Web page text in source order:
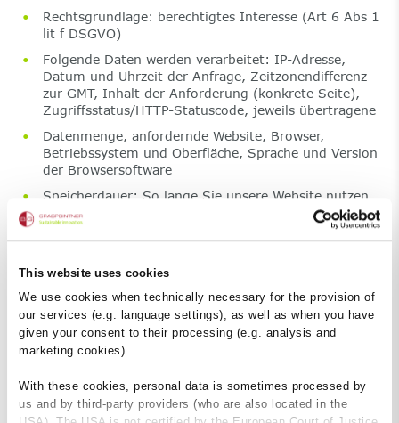
This website uses cookies
We use cookies when technically necessary for the provision of
our services (e.g. language settings), as well as when you have
given your consent to their processing (e.g. analysis and
marketing cookies).
With these cookies, personal data is sometimes processed by
us and by third-party providers (who are also located in the
Rechtsgrundlage: berechtigtes Interesse (Art 6 Abs 1
lit f DSGVO)
Folgende Daten werden verarbeitet: IP-Adresse,
Datum und Uhrzeit der Anfrage, Zeitzonendifferenz
zur GMT, Inhalt der Anforderung (konkrete Seite),
Zugriffsstatus/HTTP-Statuscode, jeweils übertragene
Datenmenge, anfordernde Website, Browser,
Betriebssystem und Oberfläche, Sprache und Version
der Browsersoftware
Speicherdauer: So lange Sie unsere Website nutzen.
Empfänger/Empfängerkategorien: keine
Website
Zweck: Bearbeitung von Kontaktanfragen über E-Mail
oder das Website-Kontaktformular.
Rechtsgrundlage: Erfüllung eines Vertrags, zur
Durchführung vorvertraglicher Maßnahmen
erforderlich (Art 6 Abs 1 lit b DSGVO), berechtigtes
Interesse (Art 6 Abs 1 lit f DSGVO)